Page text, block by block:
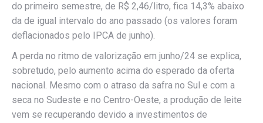
do primeiro semestre, de R$ 2,46/litro, fica 14,3% abaixo
da de igual intervalo do ano passado (os valores foram
deflacionados pelo IPCA de junho).
A perda no ritmo de valorização em junho/24 se explica,
sobretudo, pelo aumento acima do esperado da oferta
nacional. Mesmo com o atraso da safra no Sul e com a
seca no Sudeste e no Centro-Oeste, a produção de leite
vem se recuperando devido a investimentos de